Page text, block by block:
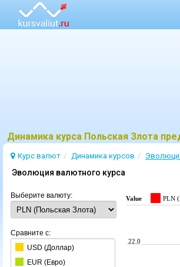
Курс валют Динамика курсов Эволюция
Эволюция валютного курса
Выберите валюту:
Сравните с:
USD (Доллар)
EUR (Евро)
Value PLN
22.0